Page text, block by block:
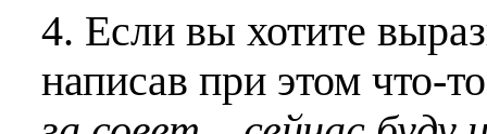
4. Если вы хотите
написав при этом что-